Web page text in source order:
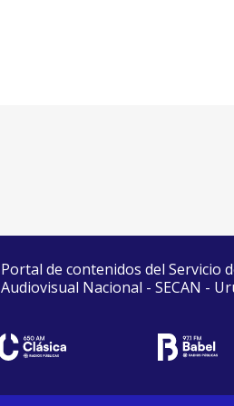
Portal de contenidos del Servicio
Audiovisual Nacional - SECAN -